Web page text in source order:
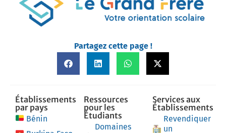
Partagez cette page !
Établissements
par pays
Bénin
Ressources
pour les
Étudiants
Domaines
Services aux
Établissements
Revendiquer
un